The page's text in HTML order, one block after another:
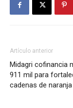
Artículo anterior
Midagri cofinancia
911 mil para
cadenas de